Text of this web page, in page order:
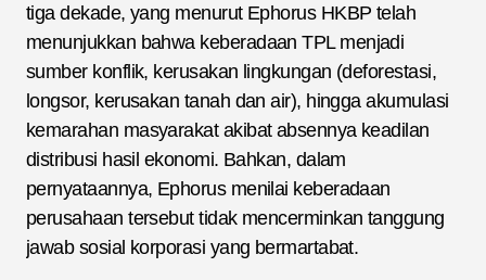
tiga dekade, yang menurut Ephorus HKBP telah
menunjukkan bahwa keberadaan TPL menjadi
sumber konflik, kerusakan lingkungan (deforestasi,
longsor, kerusakan tanah dan air), hingga akumulasi
kemarahan masyarakat akibat absennya keadilan
distribusi hasil ekonomi. Bahkan, dalam
pernyataannya, Ephorus menilai keberadaan
perusahaan tersebut tidak mencerminkan tanggung
jawab sosial korporasi yang bermartabat.